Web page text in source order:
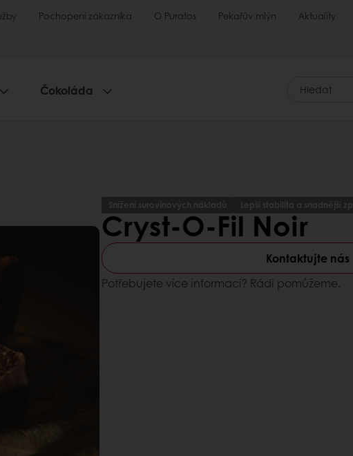
Pochopení zákazníka O Puratos Pekařův mlýn Aktuality
Čokoláda
Snížení surovinových nákladů Lepší stabilita a snadnější
Cryst-O-Fil Noir
Kontaktujte nás
Potřebujete více informací? Rádi pomůžeme.